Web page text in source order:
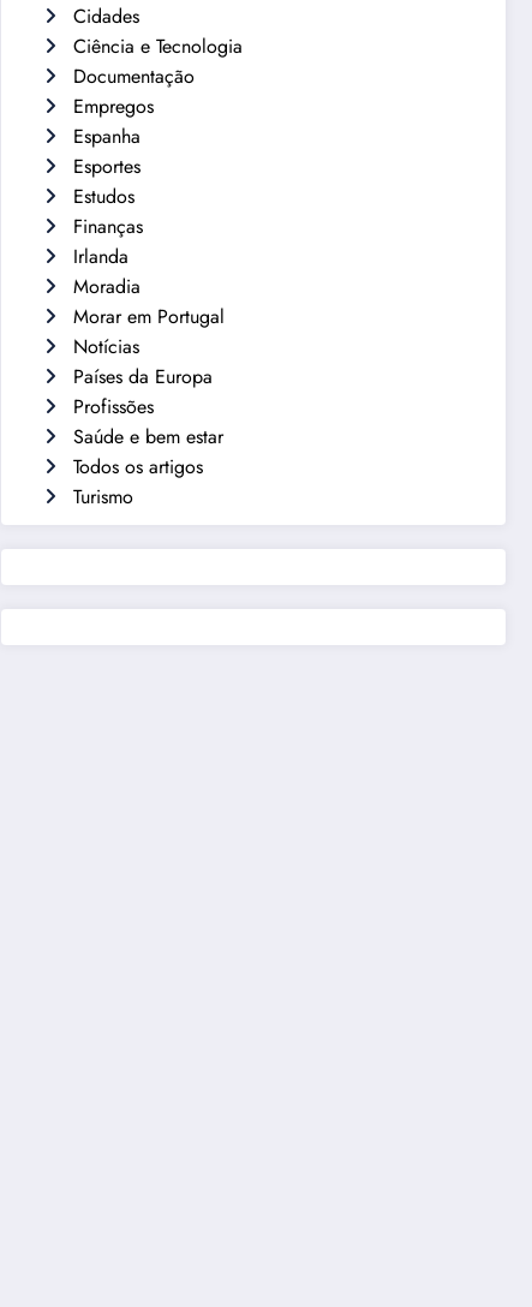
Cidades
Ciência e Tecnologia
Documentação
Empregos
Espanha
Esportes
Estudos
Finanças
Irlanda
Moradia
Morar em Portugal
Notícias
Países da Europa
Profissões
Saúde e bem estar
Todos os artigos
Turismo